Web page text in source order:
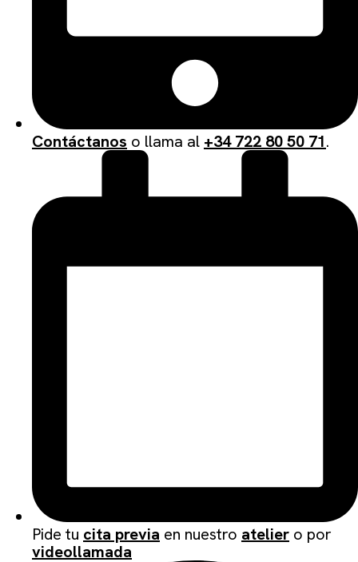
Contáctanos o llama al +34 722 80 50 71.
Pide tu cita previa en nuestro atelier o por
videollamada